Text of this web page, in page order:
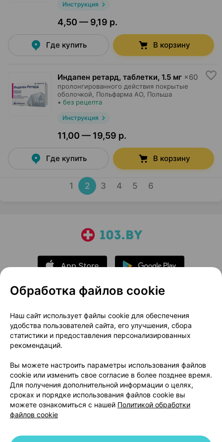
Инструкция
4,50 — 9,19 р.
Где купить В корзину
Индапен ретард, таблетки, 1.5 мг ×60
пролонгированного действия покрытые
оболочкой,
Польфарма AO , Польша
• без рецепта
Инструкция
11,00 — 19,59 р.
Где купить В корзину
1 2 3 4 5 6
О проекте
Новости проекта
Размещение рекламы
Медицинский маркетинг
Публичный договор
Доставка
Способы оплаты
Вакансии
Партнеры
Написать руководителю 103.by
Написать в поддержку
Персональные настройки Cookie
Обработка файлов cookie
Наш сайт использует файлы cookie для обеспечения
удобства пользователей сайта, его улучшения, сбора
статистики и предоставления персонализированных
рекомендаций.
Вы можете настроить параметры использования файлов
cookie или изменить свое согласие в более позднее время.
Для получения дополнительной информации о целях,
сроках и порядке использования файлов cookie вы
можете ознакомиться с нашей Политикой обработки
файлов cookie